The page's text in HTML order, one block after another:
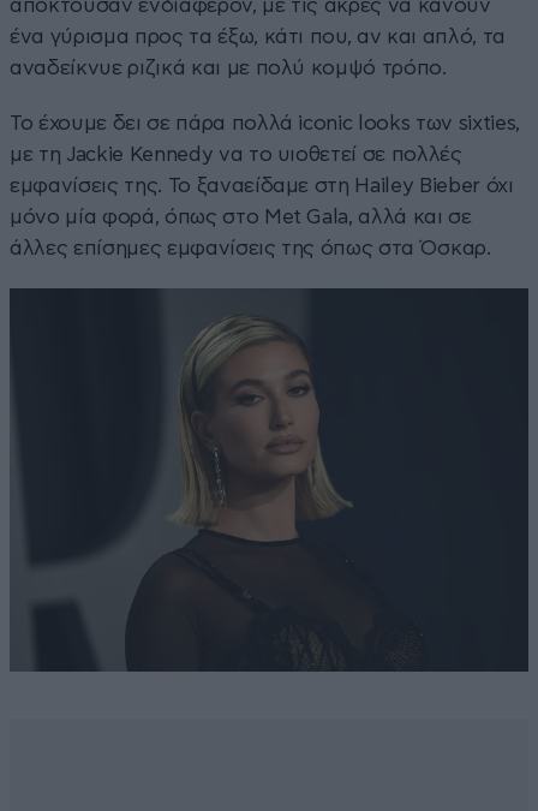
αποκτούσαν ενδιαφέρον, με τις άκρες να κάνουν
ένα γύρισμα προς τα έξω, κάτι που, αν και απλό, τα
αναδείκνυε ριζικά και με πολύ κομψό τρόπο.
Το έχουμε δει σε πάρα πολλά iconic looks των sixties,
με τη Jackie Kennedy να το υιοθετεί σε πολλές
εμφανίσεις της. Το ξαναείδαμε στη Hailey Bieber όχι
μόνο μία φορά, όπως στο Met Gala, αλλά και σε
άλλες επίσημες εμφανίσεις της όπως στα Όσκαρ.